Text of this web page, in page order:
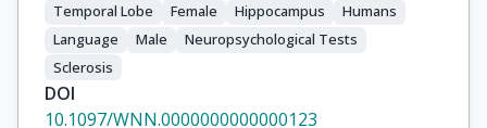
Temporal Lobe
Female Hippocampus
Humans
Language
Male
Neuropsychological Tests
Sclerosis
DOI
10.1097/WNN.0000000000000123